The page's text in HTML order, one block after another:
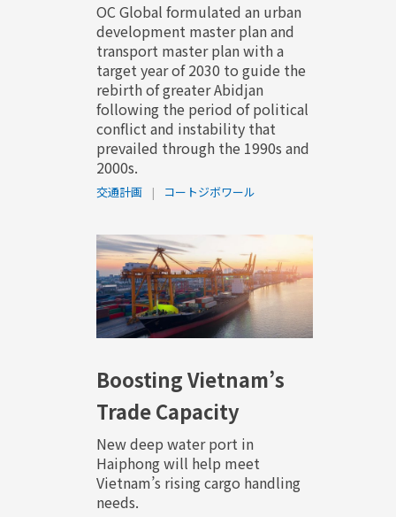
OC Global formulated an urban
development master plan and
transport master plan with a
target year of 2030 to guide the
rebirth of greater Abidjan
following the period of political
conflict and instability that
prevailed through the 1990s and
2000s.
交通計画 | コートジボワール
Boosting Vietnam’s
Trade Capacity
New deep water port in
Haiphong will help meet
Vietnam’s rising cargo handling
needs.